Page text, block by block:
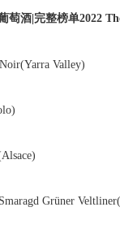
萄酒|完整榜单2022
Valley)
Grüner